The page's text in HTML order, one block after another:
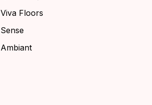
Viva Floors
Sense
Ambiant